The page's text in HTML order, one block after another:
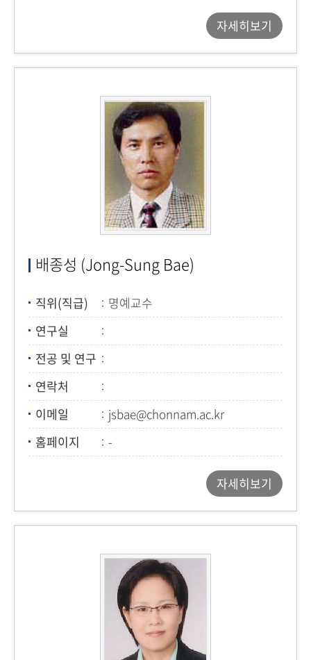
자세히보기
배종성 (Jong-Sung Bae)
직위(직급)
명예교수
연구실
전공 및 연구
연락처
이메일
jsbae@chonnam.ac.kr
홈페이지
-
자세히보기